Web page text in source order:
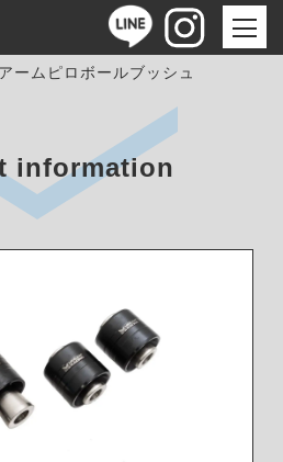
ームピロボールブッシュ
information